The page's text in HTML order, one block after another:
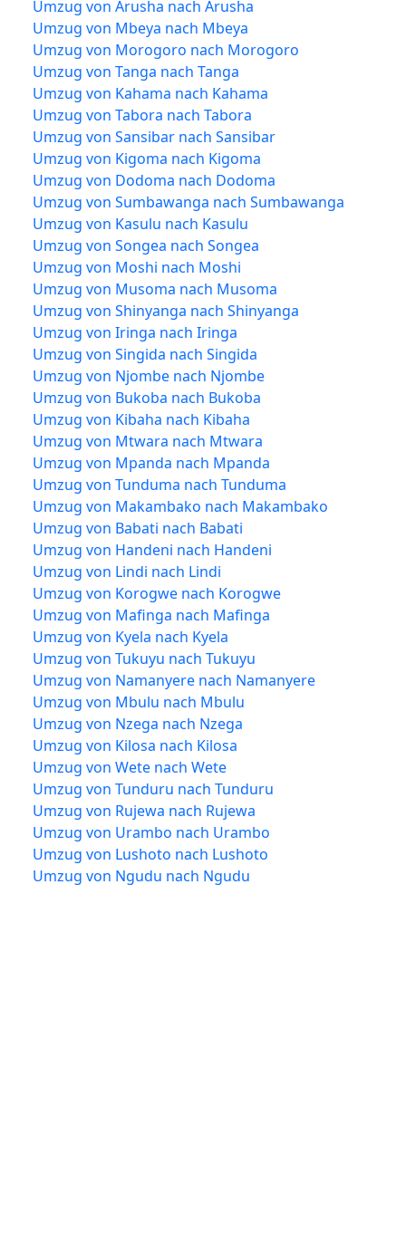
Umzug von Arusha nach Arusha
Umzug von Mbeya nach Mbeya
Umzug von Morogoro nach Morogoro
Umzug von Tanga nach Tanga
Umzug von Kahama nach Kahama
Umzug von Tabora nach Tabora
Umzug von Sansibar nach Sansibar
Umzug von Kigoma nach Kigoma
Umzug von Dodoma nach Dodoma
Umzug von Sumbawanga nach Sumbawanga
Umzug von Kasulu nach Kasulu
Umzug von Songea nach Songea
Umzug von Moshi nach Moshi
Umzug von Musoma nach Musoma
Umzug von Shinyanga nach Shinyanga
Umzug von Iringa nach Iringa
Umzug von Singida nach Singida
Umzug von Njombe nach Njombe
Umzug von Bukoba nach Bukoba
Umzug von Kibaha nach Kibaha
Umzug von Mtwara nach Mtwara
Umzug von Mpanda nach Mpanda
Umzug von Tunduma nach Tunduma
Umzug von Makambako nach Makambako
Umzug von Babati nach Babati
Umzug von Handeni nach Handeni
Umzug von Lindi nach Lindi
Umzug von Korogwe nach Korogwe
Umzug von Mafinga nach Mafinga
Umzug von Kyela nach Kyela
Umzug von Tukuyu nach Tukuyu
Umzug von Namanyere nach Namanyere
Umzug von Mbulu nach Mbulu
Umzug von Nzega nach Nzega
Umzug von Kilosa nach Kilosa
Umzug von Wete nach Wete
Umzug von Tunduru nach Tunduru
Umzug von Rujewa nach Rujewa
Umzug von Urambo nach Urambo
Umzug von Lushoto nach Lushoto
Umzug von Ngudu nach Ngudu